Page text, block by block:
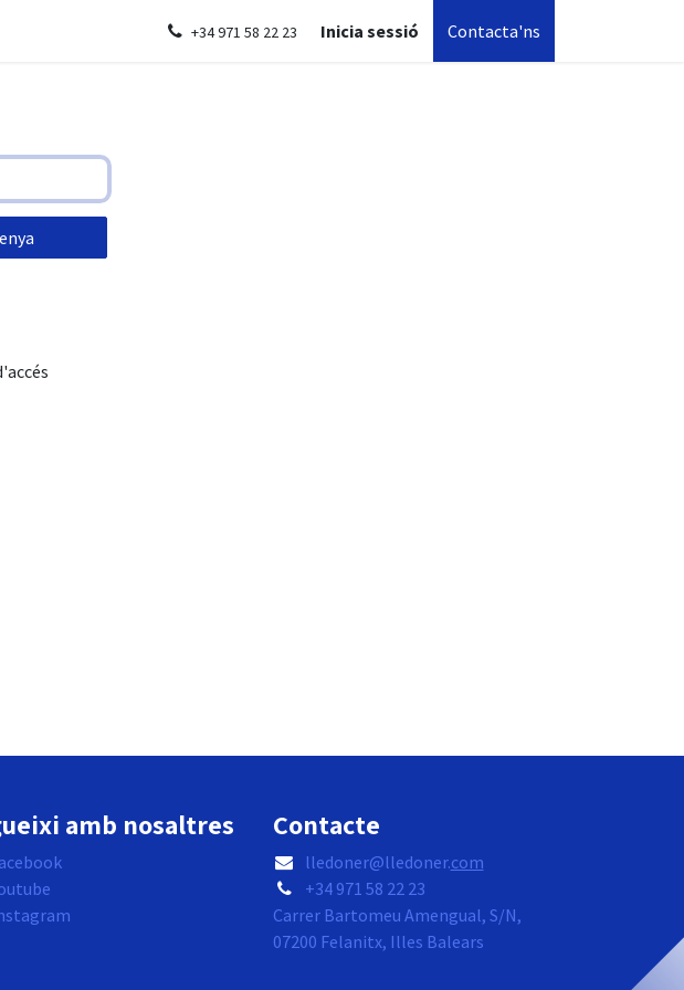
+34 971 58 22 23 Inicia sessió Contacta'ns
amb nosaltres Contacte
lledoner@lledoner.com
+34 971 58 22 23
Carrer Bartomeu Amengual, S/N,
07200 Felanitx, Illes Balears